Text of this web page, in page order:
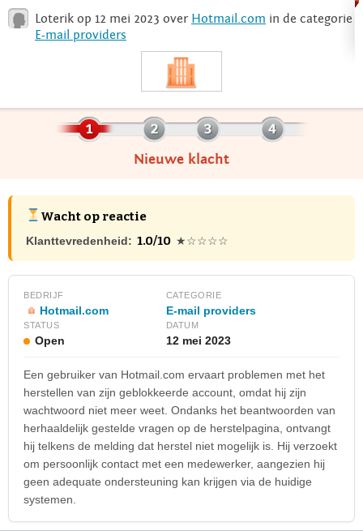
Loterik op 12 mei 2023 over Hotmail.com in de categorie
E-mail providers
Nieuwe klacht
Wacht op reactie
Klanttevredenheid: 1.0/10 ★☆☆☆☆
BEDRIJF
Hotmail.com
CATEGORIE
E-mail providers
STATUS
Open
DATUM
12 mei 2023
Een gebruiker van Hotmail.com ervaart problemen met het
herstellen van zijn geblokkeerde account, omdat hij zijn
wachtwoord niet meer weet. Ondanks het beantwoorden van
herhaaldelijk gestelde vragen op de herstelpagina, ontvangt
hij telkens de melding dat herstel niet mogelijk is. Hij verzoekt
om persoonlijk contact met een medewerker, aangezien hij
geen adequate ondersteuning kan krijgen via de huidige
systemen.